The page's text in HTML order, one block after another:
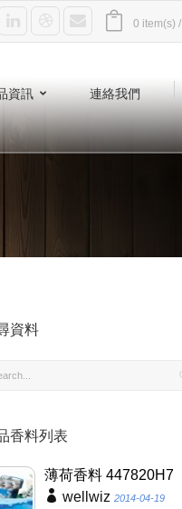
0 item(s) /
資訊 連絡我們
資料
香料列表
薄荷香料 447820H7
wellwiz 2014-04-19